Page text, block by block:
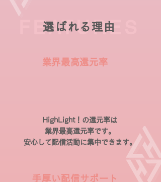
FEATURES
選ばれる理由
​業界最高還元率
HighLight！の還元率は
業界最高還元率です。
安心して配信活動に集中できます。
手厚い配信サポート